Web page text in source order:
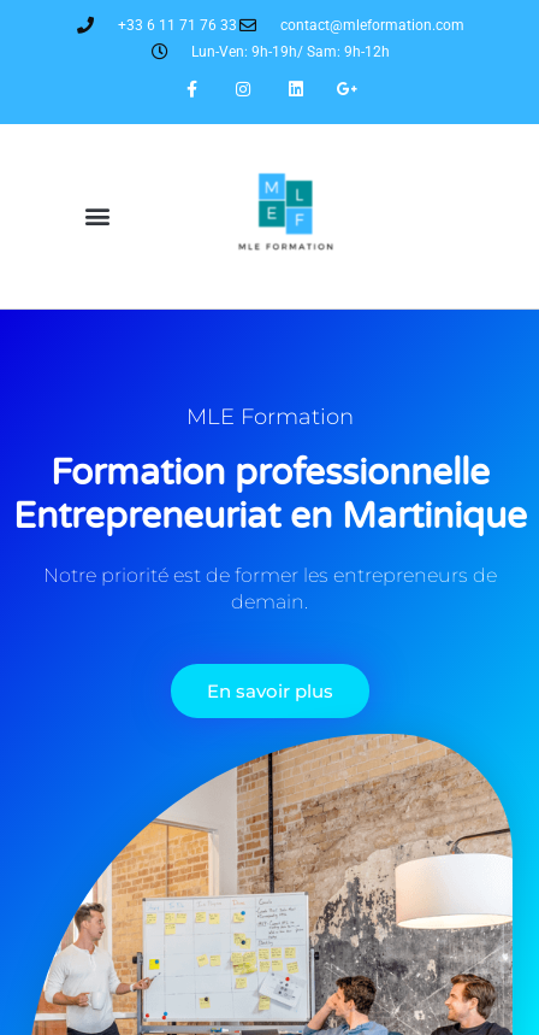
+33 6 11 71 76 33
contact@mleformation.com
Lun-Ven: 9h-19h/ Sam: 9h-12h
MLE Formation
Formation professionnelle
Entrepreneuriat en Martinique
Notre priorité est de former les entrepreneurs de
demain.
En savoir plus